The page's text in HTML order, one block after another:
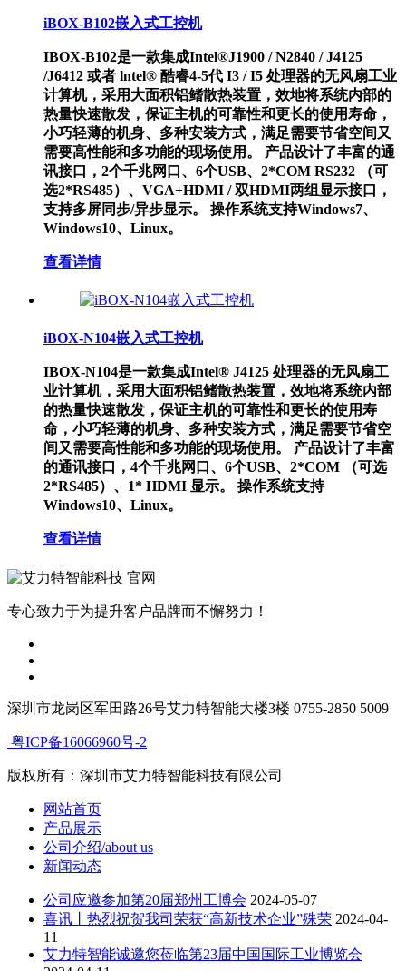
iBOX-B102嵌入式工控机
IBOX-B102是一款集成Intel®J1900 / N2840 / J4125
/J6412 或者 lntel® 酷睿4-5代 I3 / I5 处理器的无风扇工业
计算机，采用大面积铝鳍散热装置，效地将系统内部的
热量快速散发，保证主机的可靠性和更长的使用寿命，
小巧轻薄的机身、多种安装方式，满足需要节省空间又
需要高性能和多功能的现场使用。 产品设计了丰富的通
讯接口，2个千兆网口、6个USB、2*COM RS232 （可
选2*RS485）、VGA+HDMI / 双HDMI两组显示接口，
支持多屏同步/异步显示。 操作系统支持Windows7、
Windows10、Linux。
查看详情
iBOX-N104嵌入式工控机
IBOX-N104是一款集成Intel® J4125 处理器的无风扇工
业计算机，采用大面积铝鳍散热装置，效地将系统内部
的热量快速散发，保证主机的可靠性和更长的使用寿
命，小巧轻薄的机身、多种安装方式，满足需要节省空
间又需要高性能和多功能的现场使用。 产品设计了丰富
的通讯接口，4个千兆网口、6个USB、2*COM （可选
2*RS485）、1* HDMI 显示。 操作系统支持
Windows10、Linux。
查看详情
专心致力于为提升客户品牌而不懈努力！
深圳市龙岗区军田路26号艾力特智能大楼3楼 0755-2850 5009
粤ICP备16066960号-2
版权所有：深圳市艾力特智能科技有限公司
网站首页
产品展示
公司介绍/about us
新闻动态
公司应邀参加第20届郑州工博会 2024-05-07
喜讯丨热烈祝贺我司荣获“高新技术企业”殊荣 2024-04-
11
艾力特智能诚邀您莅临第23届中国国际工业博览会